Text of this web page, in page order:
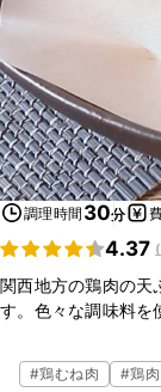
調理時間 30分
4.37 (
関西地方の鶏肉の天
す。色々な調味料を
すよ。よく味付け
わ天はたまらない美
#鶏むね肉 #鶏肉